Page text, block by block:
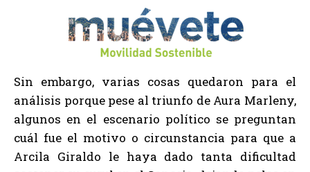
Sin embargo, varias cosas quedaron para el
análisis porque pese al triunfo de Aura Marleny,
algunos en el escenario político se preguntan
cuál fue el motivo o circunstancia para que a
Arcila Giraldo le haya dado tanta dificultad